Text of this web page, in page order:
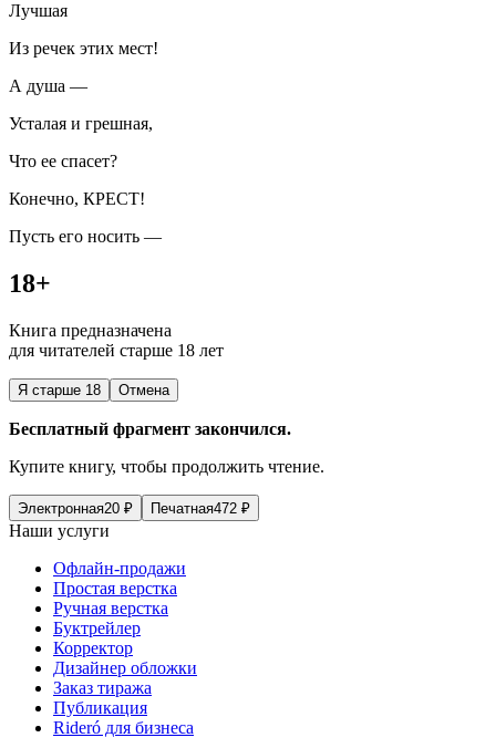
Лучшая
Из речек этих мест!
А душа —
Усталая и грешная,
Что ее спасет?
Конечно, КРЕСТ!
Пусть его носить —
18+
Книга предназначена
для читателей старше 18 лет
Я старше 18 Отмена
Бесплатный фрагмент закончился.
Купите книгу, чтобы продолжить чтение.
Электронная20 ₽ Печатная472 ₽
Наши услуги
Офлайн-продажи
Простая верстка
Ручная верстка
Буктрейлер
Корректор
Дизайнер обложки
Заказ тиража
Публикация
Rideró для бизнеса